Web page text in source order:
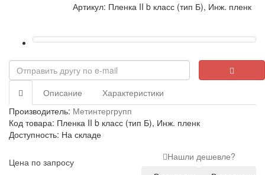
Артикул: Пленка II b класс (тип Б), Инж. пленк
Описание
Характеристики
Производитель: Метинтергрупп
Код товара: Пленка II b класс (тип Б), Инж. пленк
Доступность: На складе
Цена по запросу
Нашли дешевле?